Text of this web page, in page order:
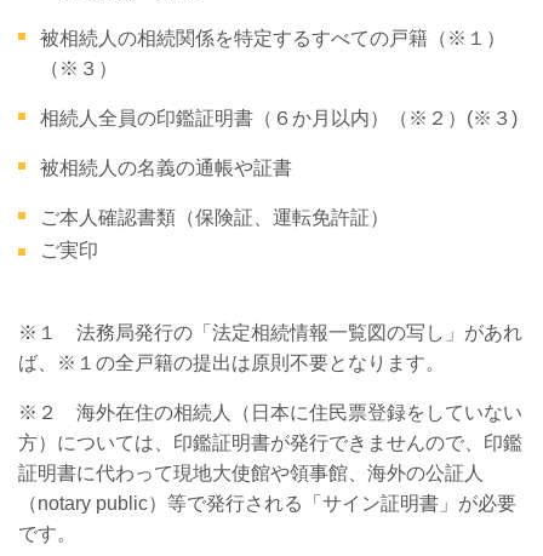
被相続人の相続関係を特定するすべての戸籍（※１）
（※３）
相続人全員の印鑑証明書（６か月以内）（※２） (※３ )
被相続人の名義の通帳や証書
ご本人確認書類（保険証、運転免許証）
ご実印
※１ 法務局発行の「法定相続情報一覧図の写し」があれ
ば、※１の全戸籍の提出は原則不要となります。
※２ 海外在住の相続人（日本に住民票登録をしていない
方）については、印鑑証明書が発行できませんので、印鑑
証明書に代わって現地大使館や領事館、海外の公証人
（notary public）等で発行される「サイン証明書」が必要
です。